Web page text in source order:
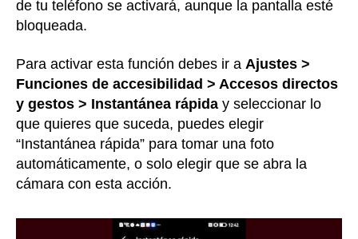
de tu teléfono se activará, aunque la pantalla esté
bloqueada.
Para activar esta función debes ir a Ajustes >
Funciones de accesibilidad > Accesos directos
y gestos > Instantánea rápida y seleccionar lo
que quieres que suceda, puedes elegir
“Instantánea rápida” para tomar una foto
automáticamente, o solo elegir que se abra la
cámara con esta acción.